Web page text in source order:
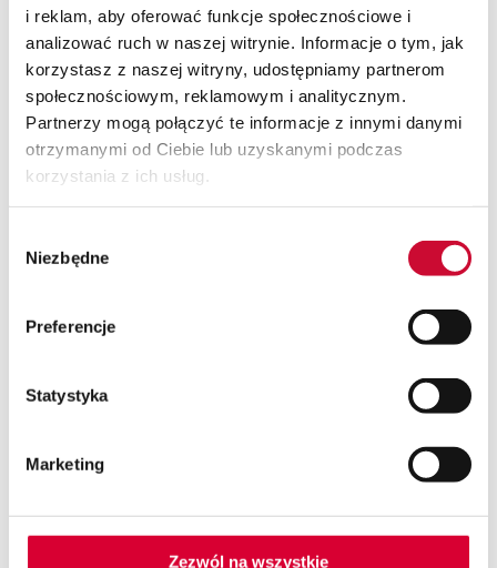
i reklam, aby oferować funkcje społecznościowe i
analizować ruch w naszej witrynie. Informacje o tym, jak
korzystasz z naszej witryny, udostępniamy partnerom
społecznościowym, reklamowym i analitycznym.
Partnerzy mogą połączyć te informacje z innymi danymi
otrzymanymi od Ciebie lub uzyskanymi podczas
korzystania z ich usług.
zgody
Niezbędne
Preferencje
Statystyka
Marketing
Zezwól na wszystkie
Sprawdź również
24.02.2026
funkcje
system ERP blokuje